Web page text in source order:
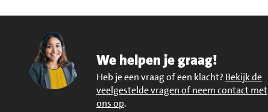
We helpen je graag!
Heb je een vraag of een klacht? Bekijk de
veelgestelde vragen of neem contact met
ons op.